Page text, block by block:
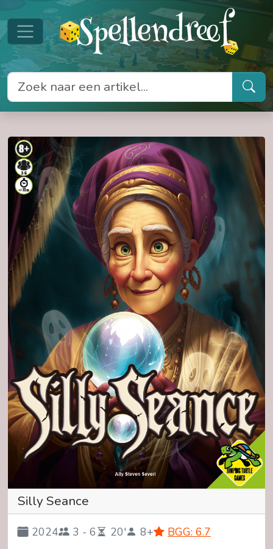
Silly Seance
2024 3 - 6 20' 8+
BGG: 6.7